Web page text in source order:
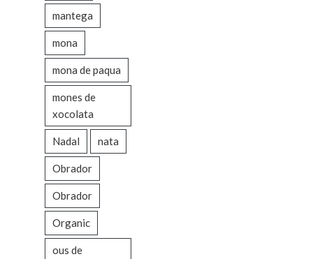
mantega
mona
mona de paqua
mones de
xocolata
Nadal nata
Obrador
Obrador
Organic
ous de